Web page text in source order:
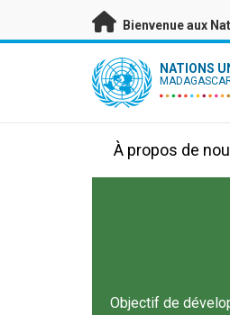
Passer au contenu principal
Bienvenue aux
UN Logo NATIONS
À propos de
Objectif de